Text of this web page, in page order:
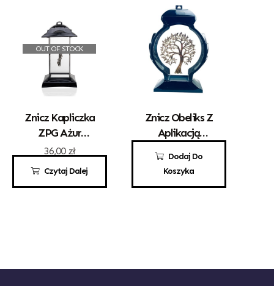
OUT OF STOCK
Czytaj Dalej
Znicz Kapliczka
ZPG Ażur
Prosty Z
36,00 zł
Dodaj Do
Koszyka
Znicz Obeliks Z
Aplikacją
100,00zł